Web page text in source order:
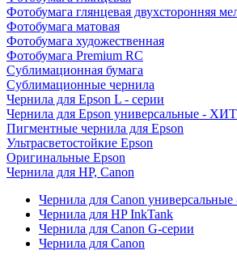
Фотобумага глянцевая двухсторонняя
Фотобумага матовая
Фотобумага художественная
Фотобумага Premium RC
Сублимационная бумага
Сублимационные чернила
Чернила для Epson L - серии
Чернила для Epson универсальные - ХИТ
Пигментные чернила для Epson
Ультрасветостойкие Epson
Оригинальные Epson
Чернила для HP, Canon
Чернила для Canon
Чернила для HP InkTank
Чернила для Canon G-серии
Чернила для Canon